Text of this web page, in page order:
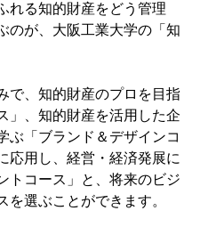
れる知的財産をどう管理
のが、大阪工業大学の「知
で、知的財産のプロを目指
」、知的財産を活用した企
ぶ「ブランド＆デザインコ
応用し、経営・経済発展に
トコース」と、将来のビジ
を選ぶことができます。